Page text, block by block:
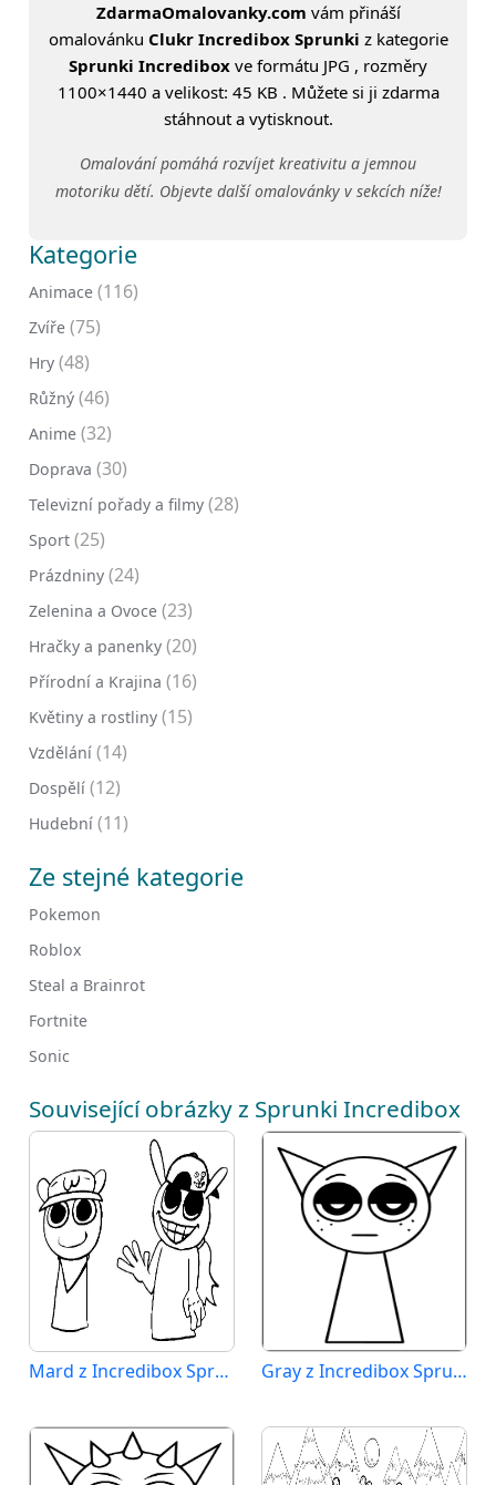
ZdarmaOmalovanky.com vám přináší
omalovánku Clukr Incredibox Sprunki z kategorie
Sprunki Incredibox ve formátu JPG , rozměry
1100×1440 a velikost: 45 KB . Můžete si ji zdarma
stáhnout a vytisknout.
Omalování pomáhá rozvíjet kreativitu a jemnou
motoriku dětí. Objevte další omalovánky v sekcích níže!
Kategorie
Animace (116)
Zvíře (75)
Hry (48)
Růžný (46)
Anime (32)
Doprava (30)
Televizní pořady a filmy (28)
Sport (25)
Prázdniny (24)
Zelenina a Ovoce (23)
Hračky a panenky (20)
Přírodní a Krajina (16)
Květiny a rostliny (15)
Vzdělání (14)
Dospělí (12)
Hudební (11)
Ze stejné kategorie
Pokemon
Roblox
Steal a Brainrot
Fortnite
Sonic
Související obrázky z Sprunki Incredibox
Mard z Incredibox Sprunki Gray z Incredibox Sprunki